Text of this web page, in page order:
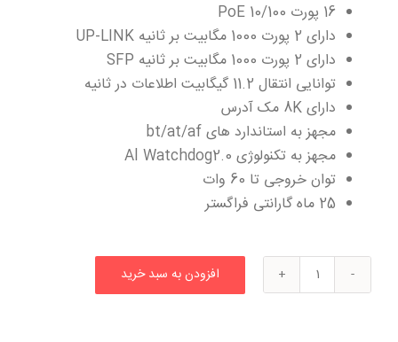
16 پورت PoE 10/100
دارای 2 پورت 1000 مگابیت بر ثانیه UP-LINK
دارای 2 پورت 1000 مگابیت بر ثانیه SFP
توانایی انتقال 11.2 گیگابیت اطلاعات در ثانیه
دارای 8K مک آدرس
مجهز به استاندارد هایbt/at/af
مجهز به تکنولوژی Al Watchdog2.0
توان خروجی تا 60 وات
25 ماه گارانتی فراگستر
سوئیچ
افزودن به سبد خرید